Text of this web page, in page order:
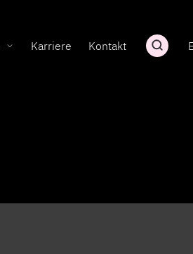
Karriere Kontakt